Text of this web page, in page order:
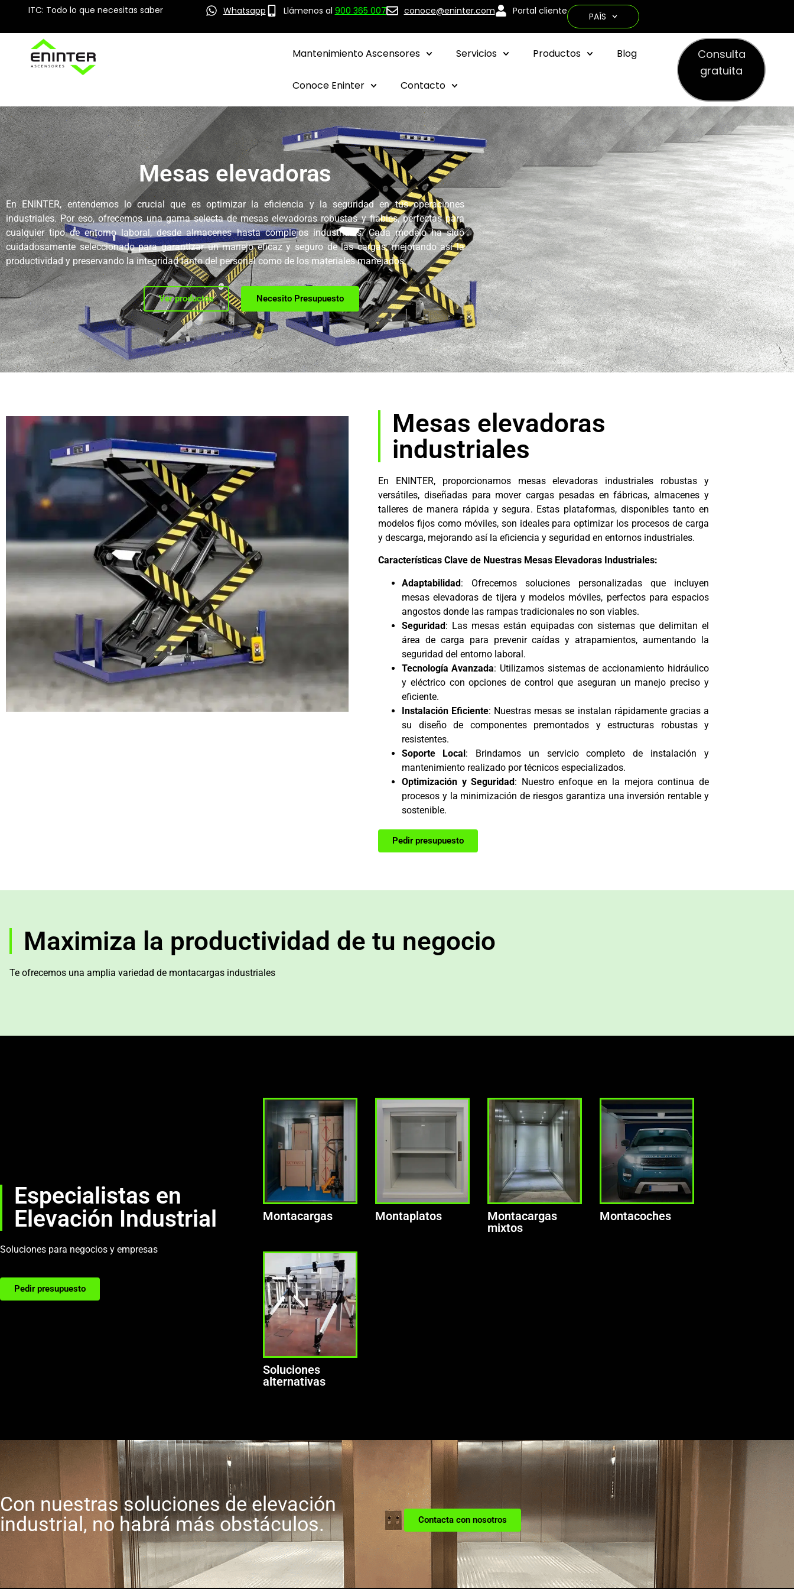
ITC: Todo lo que necesitas saber Whatsapp Llámenos al 900 365 007 conoce@eninter.com Portal cliente PAÍS
Mantenimiento Ascensores Servicios Productos Blog
Conoce Eninter Contacto
Consulta
gratuita
Mesas elevadoras
En ENINTER, entendemos lo crucial que es optimizar la eficiencia y la seguridad en tus operaciones
industriales. Por eso, ofrecemos una gama selecta de mesas elevadoras robustas y fiables, perfectas para
cualquier tipo de entorno laboral, desde almacenes hasta complejos industriales. Cada modelo ha sido
cuidadosamente seleccionado para garantizar un manejo eficaz y seguro de las cargas, mejorando así la
productividad y preservando la integridad tanto del personal como de los materiales manejados.
Ver productos Necesito Presupuesto
Mesas elevadoras
industriales
En ENINTER, proporcionamos mesas elevadoras industriales robustas y
versátiles, diseñadas para mover cargas pesadas en fábricas, almacenes y
talleres de manera rápida y segura. Estas plataformas, disponibles tanto en
modelos fijos como móviles, son ideales para optimizar los procesos de carga
y descarga, mejorando así la eficiencia y seguridad en entornos industriales.
Características Clave de Nuestras Mesas Elevadoras Industriales:
Adaptabilidad: Ofrecemos soluciones personalizadas que incluyen
mesas elevadoras de tijera y modelos móviles, perfectos para espacios
angostos donde las rampas tradicionales no son viables.
Seguridad: Las mesas están equipadas con sistemas que delimitan el
área de carga para prevenir caídas y atrapamientos, aumentando la
seguridad del entorno laboral.
Tecnología Avanzada: Utilizamos sistemas de accionamiento hidráulico
y eléctrico con opciones de control que aseguran un manejo preciso y
eficiente.
Instalación Eficiente: Nuestras mesas se instalan rápidamente gracias a
su diseño de componentes premontados y estructuras robustas y
resistentes.
Soporte Local: Brindamos un servicio completo de instalación y
mantenimiento realizado por técnicos especializados.
Optimización y Seguridad: Nuestro enfoque en la mejora continua de
procesos y la minimización de riesgos garantiza una inversión rentable y
sostenible.
Pedir presupuesto
Maximiza la productividad de tu negocio
Te ofrecemos una amplia variedad de montacargas industriales
Especialistas en
Elevación Industrial
Soluciones para negocios y empresas
Pedir presupuesto
Montacargas Montaplatos
Montacargas
mixtos
Montacoches
Soluciones
alternativas
Con nuestras soluciones de elevación
industrial, no habrá más obstáculos.
Contacta con nosotros